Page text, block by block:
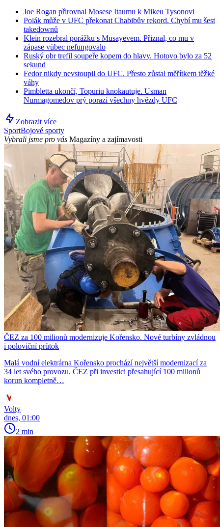
Joe Rogan přirovnal Mosese Itaumu k Mikeu Tysonovi
Polák může v UFC překonat Chabibův rekord. Chybí mu šest
takedownů
Klein rozebral porážku s Musayevem. Přiznal, co mu v
zápase vůbec nefungovalo
Ruský obr trefil soupeře kopem do hlavy. Hotovo bylo za 52
sekund
Fedor nikdy nevstoupil do UFC. Přesto zůstal měřítkem těžké
váhy
Pimbletta ukončí, Topuriu knokautuje. Usman
Nurmagomedov prý porazí všechny hvězdy UFC
Zobrazit více
SportBojové sporty
Vybrali jsme pro vás Magazíny a zajímavosti
ČEZ za 100 milionů modernizuje Kořensko. Nové turbíny zvládnou
i poloviční průtok
Malá vodní elektrárna Kořensko prochází největší modernizací za
34 let svého provozu. ČEZ při investici přesahující 100 milionů
korun kompletně…
Volty
dnes, 01:00
2 min